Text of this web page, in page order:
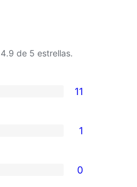
4.9 de 5 estrellas.
11
1
0